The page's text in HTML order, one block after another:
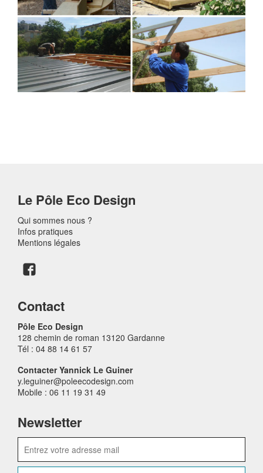
Le Pôle Eco Design
Qui sommes nous ?
Infos pratiques
Mentions légales
Contact
Pôle Eco Design
128 chemin de roman 13120 Gardanne
Tél : 04 88 14 61 57
Contacter Yannick Le Guiner
y.leguiner@poleecodesign.com
Mobile : 06 11 19 31 49
Newsletter